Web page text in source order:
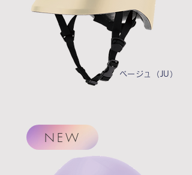
​ベージュ（JU）
NEW